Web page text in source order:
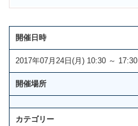
開催日時
2017年07月24日(月) 10:30 ～ 17:30
開催場所
カテゴリー